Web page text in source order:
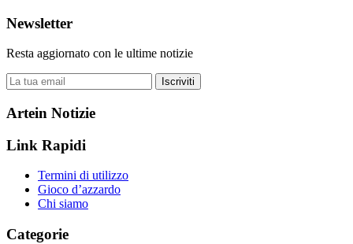
Newsletter
Resta aggiornato con le ultime notizie
Iscriviti
Artein Notizie
Link Rapidi
Termini di utilizzo
Gioco d’azzardo
Chi siamo
Categorie